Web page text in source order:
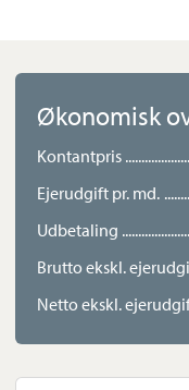
med gode
Opvarmningen sker
en energieffektiv
den gode
Her får I en skøn
og god plads – alt
naturen.
Økonomisk
Kontantpris
Ejerudgift pr. md.
Udbetaling
Brutto ekskl.
Netto ekskl.